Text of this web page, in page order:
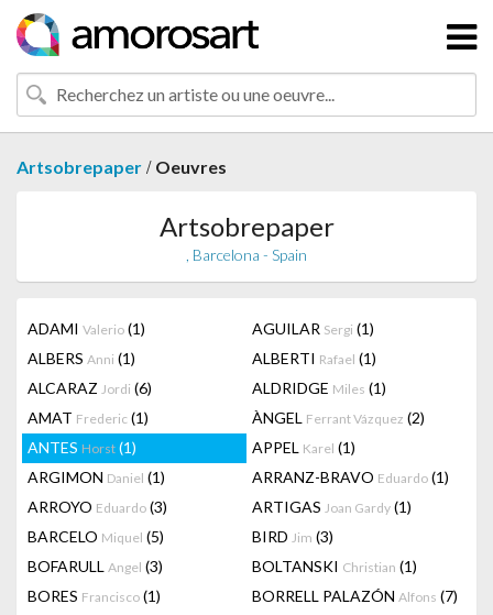
Artsobrepaper / Oeuvres
Artsobrepaper
, Barcelona - Spain
ADAMI Valerio (1) AGUILAR Sergi (1)
ALBERS Anni (1) ALBERTI Rafael (1)
ALCARAZ Jordi (6) ALDRIDGE Miles (1)
AMAT Frederic (1) ÀNGEL Ferrant Vázquez (2)
ANTES Horst (1) APPEL Karel (1)
ARGIMON Daniel (1) ARRANZ-BRAVO Eduardo (1)
ARROYO Eduardo (3) ARTIGAS Joan Gardy (1)
BARCELO Miquel (5) BIRD Jim (3)
BOFARULL Angel (3) BOLTANSKI Christian (1)
BORES Francisco (1) BORRELL PALAZÓN Alfons (7)